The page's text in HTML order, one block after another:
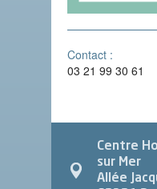
Contact :
03 21 99 30 61
Centre
sur Mer
Allée